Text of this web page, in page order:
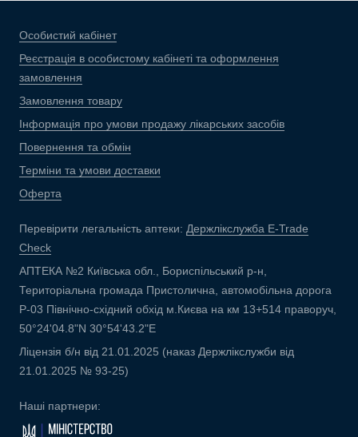
Особистий кабінет
Реєстрація в особистому кабінеті та оформлення
замовлення
Замовлення товару
Інформація про умови продажу лікарських засобів
Повернення та обмін
Терміни та умови доставки
Оферта
Перевірити легальність аптеки: Держлікслужба E-Trade
Check
АПТЕКА №2 Київська обл., Бориспільський р-н,
Територіальна громада Пристолична, автомобільна дорога
Р-03 Північно-східний обхід м.Києва на км 13+514 праворуч,
50°24'04.8"N 30°54'43.2"E
Ліцензія б/н від 21.01.2025 (наказ Держлікслужби від
21.01.2025 № 93-25)
Наші партнери: